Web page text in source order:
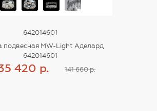
642014601
подвесная MW-Light Аделард
642014601
420 р.
141 660 р.